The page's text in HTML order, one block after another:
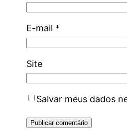
E-mail *
Site
Salvar meus dados